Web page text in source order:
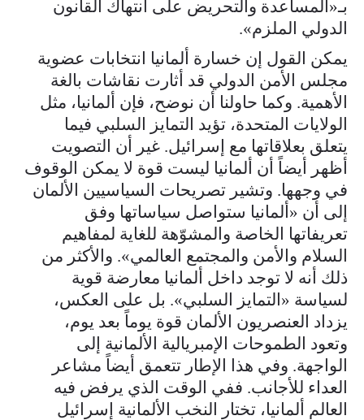
بـ«المساعدة والتحريض على انتهاك القانون
الدولي الملزم».
يمكن القول إن خسارة ألمانيا انتخابات عضوية
مجلس الأمن الدولي قد أثارت نقاشات بالغة
الأهمية. وكما حاولنا أن نوضح، فإن ألمانيا، مثل
الولايات المتحدة، تؤيد التمايز السلبي فيما
يتعلق بعلاقاتها مع إسرائيل. غير أن التصويت
أظهر أيضاً أن ألمانيا ليست قوة لا يمكن الوقوف
في وجهها. وتشير تصريحات السياسيين الألمان
إلى أن «ألمانيا ستواصل سياساتها وفق
تعريفاتها الخاصة والمشوّهة للغاية لمفاهيم
السلام والأمن والمجتمع العالمي». والأكثر من
ذلك أنه لا توجد داخل ألمانيا معارضة قوية
لسياسة «التمايز السلبي». بل على العكس،
يزداد العنصريون الألمان قوة يوماً بعد يوم،
وتعود الطموحات الإمبريالية الألمانية إلى
الواجهة. وفي هذا الإطار تتعمق أيضاً مشاعر
العداء للأجانب. ففي الوقت الذي يرفض فيه
العالم ألمانيا، تختار النخب الألمانية إسرائيل